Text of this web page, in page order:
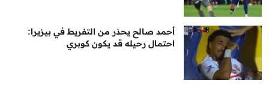
أحمد صالح يحذر من التفريط في بيزيرا:
احتمال رحيله قد يكون كوبري